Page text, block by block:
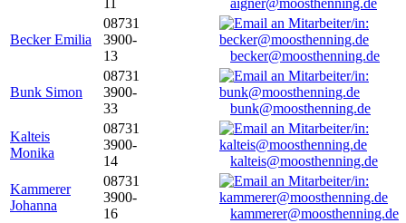
aigner@moosthenning.de
Becker Emilia
08731
3900-
13
becker@moosthenning.de
Bunk Simon
08731
3900-
33
bunk@moosthenning.de
Kalteis
Monika
08731
3900-
14
kalteis@moosthenning.de
Kammerer
Johanna
08731
3900-
16
kammerer@moosthenning.de